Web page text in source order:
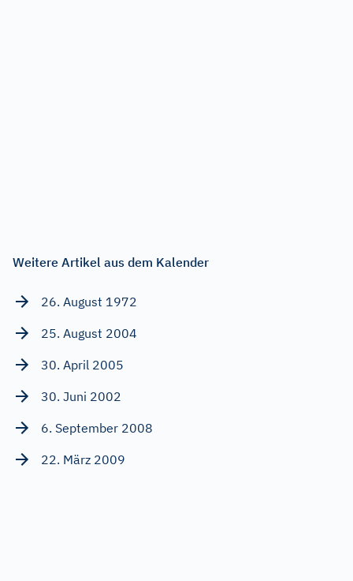
Weitere Artikel aus dem Kalender
26. August 1972
25. August 2004
30. April 2005
30. Juni 2002
6. September 2008
22. März 2009